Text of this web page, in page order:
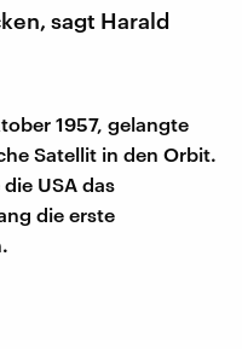
sagt Harald
1957, gelangte
Satellit in den Orbit.
USA das
die erste